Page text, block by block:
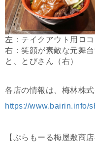
左：テイクアウト用ロ
右：笑顔が素敵な元舞
と、とびさん（右）
各店の情報は、梅林株
https://www.bairin.info/
【ぷらもーる梅屋敷商